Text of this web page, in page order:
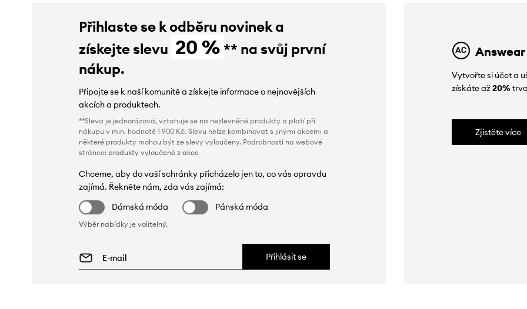
Přihlaste se k odběru novinek a
získejte slevu 20 % ** na svůj první
nákup.
Připojte se k naší komunitě a získejte informace o nejnovějších
akcích a produktech.
**Sleva je jednorázová, vztahuje se na nezlevněné produkty a platí při
nákupu v min. hodnotě 1 900 Kč. Slevu nelze kombinovat s jinými akcemi a
některé produkty mohou být ze slevy vyloučeny. Podrobnosti na webové
stránce: produkty vyloučené z akce
Chceme, aby do vaší schránky přicházelo jen to, co vás opravdu
zajímá. Řekněte nám, zda vás zajímá:
Dámská móda
Pánská móda
Výběr nabídky je volitelný.
Přihlásit se
Vytvořte si účet a
získáte až20%
Zjistěte více